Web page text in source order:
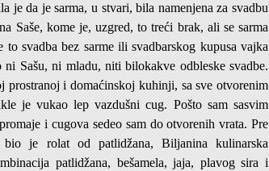
je da je sarma, u stvari, bila namenjena za svadbu
Saše, kome je, uzgred, to treći brak, ali se sarma
svadba bez sarme ili svadbarskog kupusa vajka
ni Sašu, ni mladu, niti bilokakve odbleske svadbe.
prostranoj i domaćinskoj kuhinji, sa sve otvorenim
je vukao lep vazdušni cug. Pošto sam sasvim
i cugova sedeo sam do otvorenih vrata. Pre
bio je rolat od patlidžana, Biljanina kulinarska
patlidžana, bešamela, jaja, plavog sira i